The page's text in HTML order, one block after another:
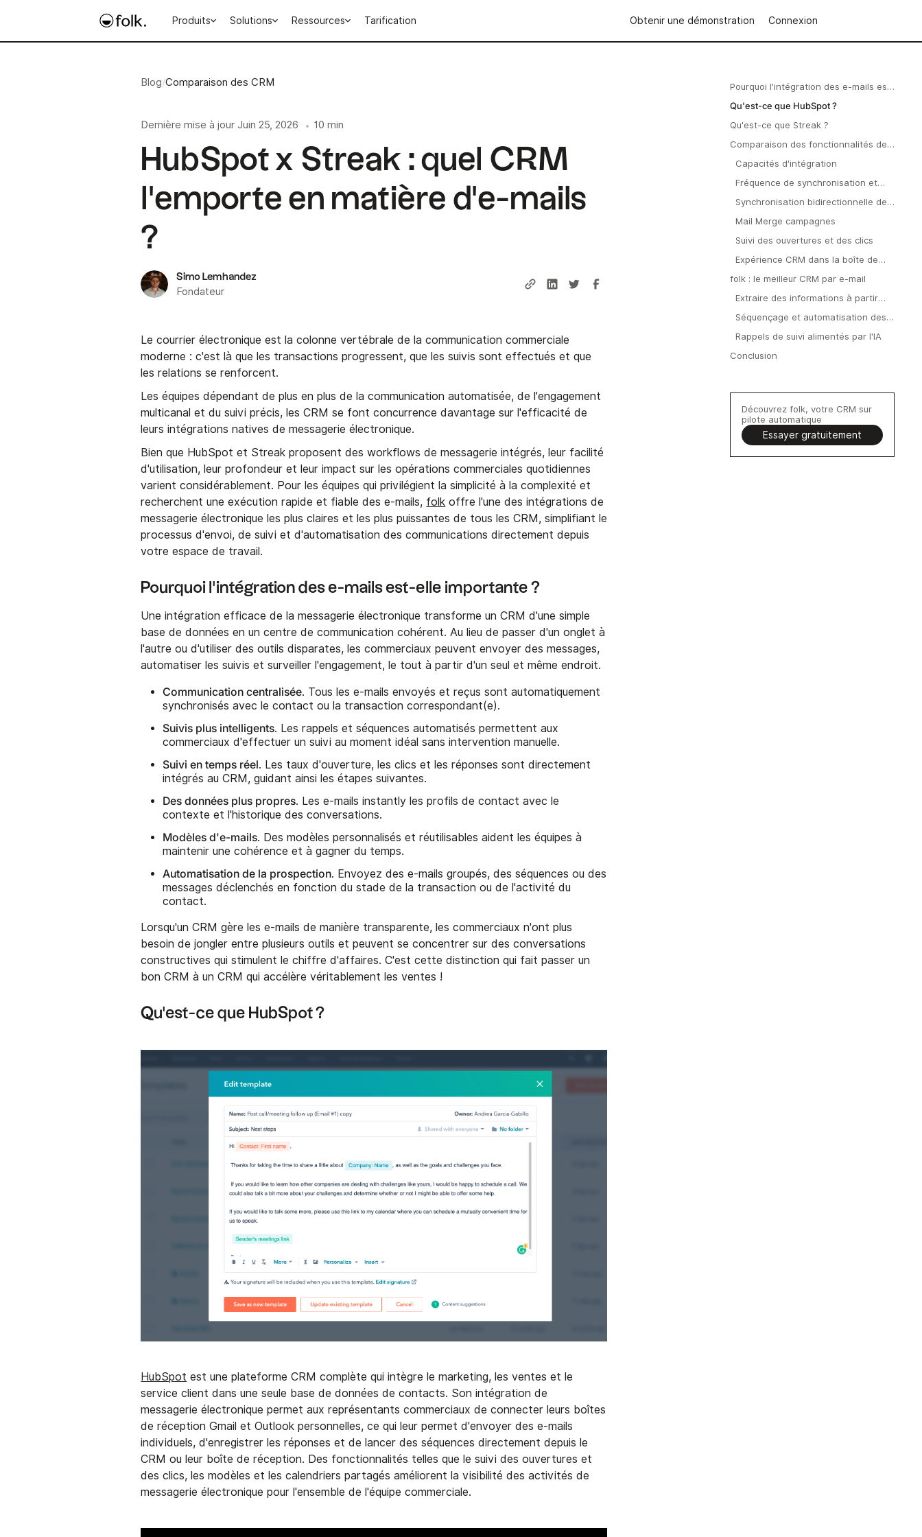
Produits Solutions Ressources Tarification Obtenir une démonstration Connexion
Blog/Comparaison des CRM
Dernière mise à jour Juin 25, 2026 • 10 min
HubSpot x Streak : quel CRM
l'emporte en matière d'e-mails
?
Simo Lemhandez
Fondateur
Le courrier électronique est la colonne vertébrale de la communication commerciale
moderne : c'est là que les transactions progressent, que les suivis sont effectués et que
les relations se renforcent.
Les équipes dépendant de plus en plus de la communication automatisée, de l'engagement
multicanal et du suivi précis, les CRM se font concurrence davantage sur l'efficacité de
leurs intégrations natives de messagerie électronique.
Bien que HubSpot et Streak proposent des workflows de messagerie intégrés, leur facilité
d'utilisation, leur profondeur et leur impact sur les opérations commerciales quotidiennes
varient considérablement. Pour les équipes qui privilégient la simplicité à la complexité et
recherchent une exécution rapide et fiable des e-mails, folk offre l'une des intégrations de
messagerie électronique les plus claires et les plus puissantes de tous les CRM, simplifiant le
processus d'envoi, de suivi et d'automatisation des communications directement depuis
votre espace de travail.
Pourquoi l'intégration des e-mails est-elle importante ?
Une intégration efficace de la messagerie électronique transforme un CRM d'une simple
base de données en un centre de communication cohérent. Au lieu de passer d'un onglet à
l'autre ou d'utiliser des outils disparates, les commerciaux peuvent envoyer des messages,
automatiser les suivis et surveiller l'engagement, le tout à partir d'un seul et même endroit.
Communication centralisée. Tous les e-mails envoyés et reçus sont automatiquement
synchronisés avec le contact ou la transaction correspondant(e).
Suivis plus intelligents. Les rappels et séquences automatisés permettent aux
commerciaux d'effectuer un suivi au moment idéal sans intervention manuelle.
Suivi en temps réel. Les taux d'ouverture, les clics et les réponses sont directement
intégrés au CRM, guidant ainsi les étapes suivantes.
Des données plus propres. Les e-mails instantly les profils de contact avec le
contexte et l'historique des conversations.
Modèles d'e-mails. Des modèles personnalisés et réutilisables aident les équipes à
maintenir une cohérence et à gagner du temps.
Automatisation de la prospection. Envoyez des e-mails groupés, des séquences ou des
messages déclenchés en fonction du stade de la transaction ou de l'activité du
contact.
Lorsqu'un CRM gère les e-mails de manière transparente, les commerciaux n'ont plus
besoin de jongler entre plusieurs outils et peuvent se concentrer sur des conversations
constructives qui stimulent le chiffre d'affaires. C'est cette distinction qui fait passer un
bon CRM à un CRM qui accélère véritablement les ventes !
Qu'est-ce que HubSpot ?
HubSpot est une plateforme CRM complète qui intègre le marketing, les ventes et le
service client dans une seule base de données de contacts. Son intégration de
messagerie électronique permet aux représentants commerciaux de connecter leurs boîtes
de réception Gmail et Outlook personnelles, ce qui leur permet d'envoyer des e-mails
individuels, d'enregistrer les réponses et de lancer des séquences directement depuis le
CRM ou leur boîte de réception. Des fonctionnalités telles que le suivi des ouvertures et
des clics, les modèles et les calendriers partagés améliorent la visibilité des activités de
messagerie électronique pour l'ensemble de l'équipe commerciale.
Pourquoi l'intégration des e-mails est-
elle importante ?
Qu'est-ce que HubSpot ?
Qu'est-ce que Streak ?
Comparaison des fonctionnalités de
HubSpot et Streak
Capacités d'intégration
Fréquence de synchronisation et
Synchronisation bidirectionnelle des
Mail Merge campagnes
Suivi des ouvertures et des clics
Expérience CRM dans la boîte de
folk : le meilleur CRM par e-mail
Extraire des informations à partir
d'e-mails
Séquençage et automatisation des
Rappels de suivi alimentés par l'IA
Conclusion
Découvrez folk, votre CRM sur
pilote automatique
Essayer gratuitement